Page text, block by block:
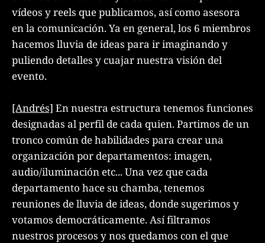
vídeos y reels que publicamos, así como asesora
en la comunicación. Ya en general, los 6 miembros
hacemos lluvia de ideas para ir imaginando y
puliendo detalles y cuajar nuestra visión del
evento.
[Andrés] En nuestra estructura tenemos funciones
designadas al perfil de cada quien. Partimos de un
tronco común de habilidades para crear una
organización por departamentos: imagen,
audio/iluminación etc... Una vez que cada
departamento hace su chamba, tenemos
reuniones de lluvia de ideas, donde sugerimos y
votamos democráticamente. Así filtramos
nuestros procesos y nos quedamos con el que